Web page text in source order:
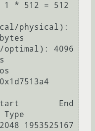
* 512 = 512
physical):
optimal): 4096
End
1953525167